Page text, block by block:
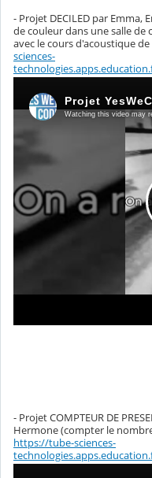
- Projet DECILED par Emma,
de couleur dans une salle de
avec le cours d'acoustique
sciences-
- Projet COMPTEUR DE
Hermone (compter le
https://tube-sciences-